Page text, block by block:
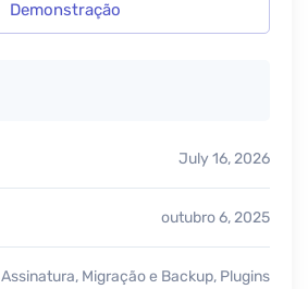
Demonstração
July 16, 2026
outubro 6, 2025
Assinatura, Migração e Backup, Plugins